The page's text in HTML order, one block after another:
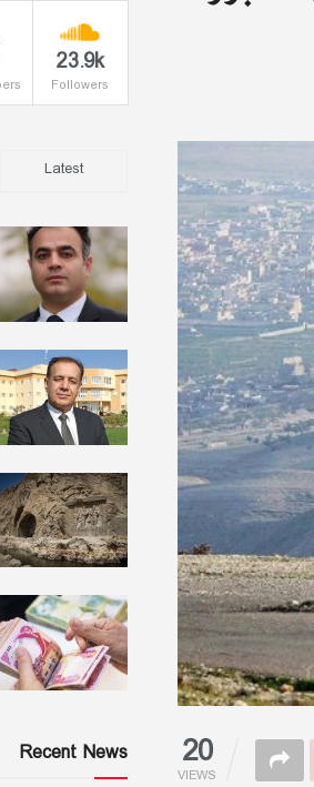
20
VIEWS
23.9k
Followers
Latest
Recent News